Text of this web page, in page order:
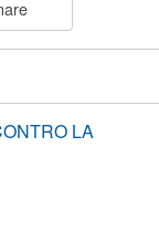
LA